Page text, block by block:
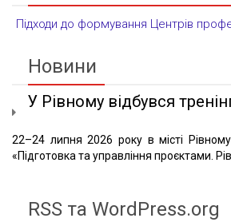
Підходи до формування Центрів
Новини
У Рівному відбувся
22–24 липня 2026 року в місті Рівному
«Підготовка та управління проєктами.
RSS та WordPress.org